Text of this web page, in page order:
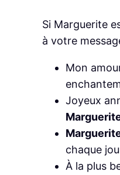
Si Marguerite
à votre
Mon
Joyeux
chaque
À la plus